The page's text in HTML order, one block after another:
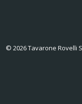
© 2026 Tavarone Rovelli